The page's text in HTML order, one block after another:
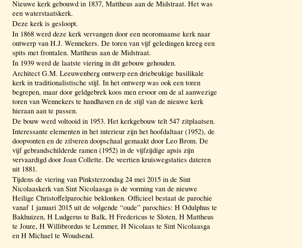
Nieuwe kerk gebouwd in 1837, Mattheus aan de Midstraat. Het was
een waterstaatskerk.
Deze kerk is gesloopt.
In 1868 werd deze kerk vervangen door een neoromaanse kerk naar
ontwerp van H.J. Wennekers. De toren van vijf geledingen kreeg een
spits met frontalen. Mattheus aan de Midstraat.
In 1939 werd de laatste viering in dit gebouw gehouden.
Architect G.M. Leeuwenberg ontwerp een driebeukige basilikale
kerk in traditionalistische stijl. In het ontwerp was ook een toren
begrepen, maar door geldgebrek koos men ervoor om de al aanwezige
toren van Wennekers te handhaven en de stijl van de nieuwe kerk
hieraan aan te passen.
De bouw werd voltooid in 1953. Het kerkgebouw telt 547 zitplaatsen.
Interessante elementen in het interieur zijn het hoofdaltaar (1952), de
doopvonten en de zilveren doopschaal gemaakt door Leo Brom. De
vijf gebrandschilderde ramen (1952) in de vijfzijdige apsis zijn
vervaardigd door Joan Collette. De veertien kruiswegstaties dateren
uit 1881.
Tijdens de viering van Pinksterzondag 24 mei 2015 in de Sint
Nicolaaskerk van Sint Nicolaasga is de vorming van de nieuwe
Heilige Christoffelparochie beklonken. Officieel bestaat de parochie
vanaf 1 januari 2015 uit de volgende “oude” parochies: H Odulphus te
Bakhuizen, H Ludgerus te Balk, H Fredericus te Sloten, H Mattheus
te Joure, H Willibrordus te Lemmer, H Nicolaas te Sint Nicolaasga
en H Michael te Woudsend.